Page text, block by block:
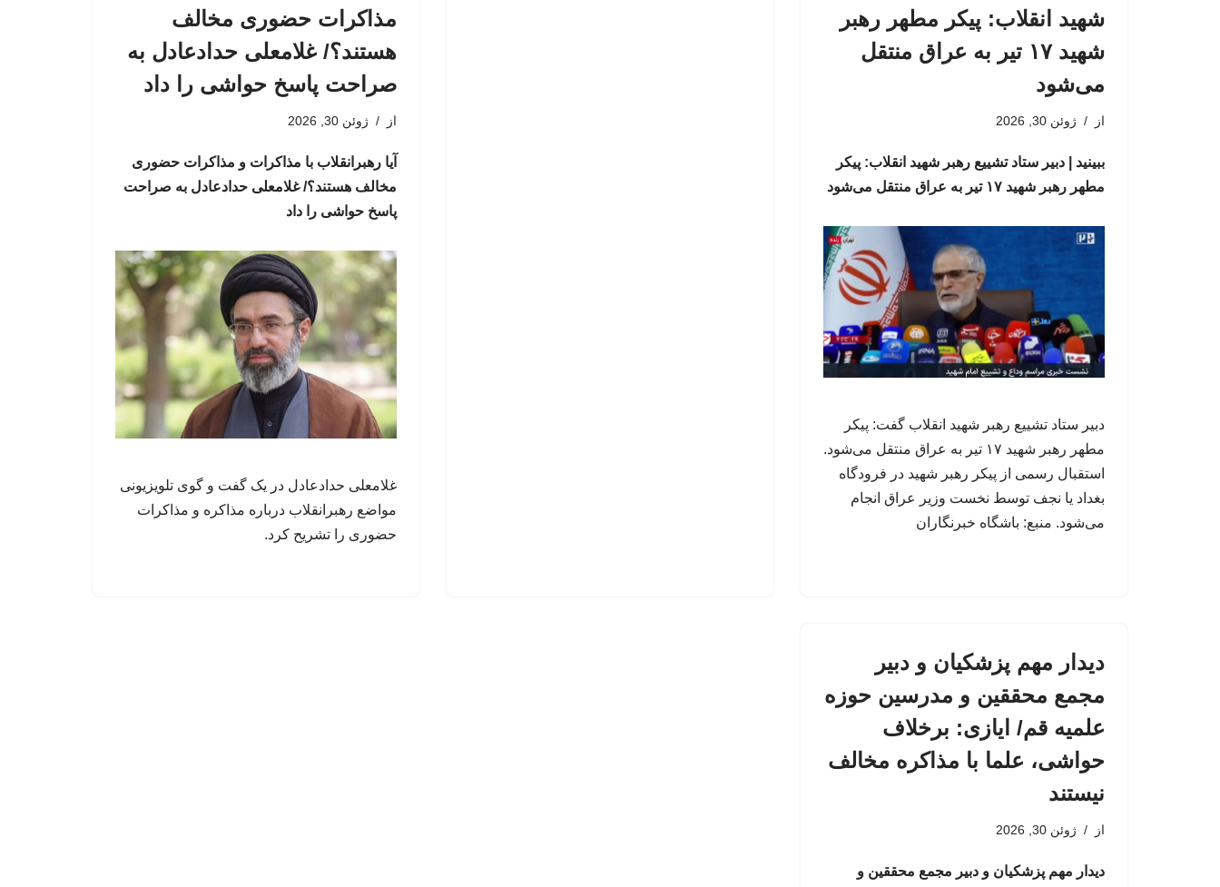
شهید انقلاب: پیکر مطهر رهبر
شهید ۱۷ تیر به عراق منتقل
می‌شود
از ژوئن 30, 2026
ببینید | دبیر ستاد تشییع رهبر شهید انقلاب: پیکر
مطهر رهبر شهید ۱۷ تیر به عراق منتقل می‌شود
دبیر ستاد تشییع رهبر شهید انقلاب گفت: پیکر
مطهر رهبر شهید ۱۷ تیر به عراق منتقل می‌شود.
استقبال رسمی از پیکر رهبر شهید در فرودگاه
بغداد یا نجف توسط نخست وزیر عراق انجام
می‌شود. منبع: باشگاه خبرنگاران
مذاکرات حضوری مخالف
هستند؟/ غلامعلی حدادعادل به
صراحت پاسخ حواشی را داد
از ژوئن 30, 2026
آیا رهبرانقلاب با مذاکرات و مذاکرات حضوری
مخالف هستند؟/ غلامعلی حدادعادل به صراحت
پاسخ حواشی را داد
غلامعلی حدادعادل در یک گفت و گوی تلویزیونی
مواضع رهبرانقلاب درباره مذاکره و مذاکرات
حضوری را تشریح کرد.
دیدار مهم پزشکیان و دبیر
مجمع محققین و مدرسین حوزه
علمیه قم/ ایازی: برخلاف
حواشی، علما با مذاکره مخالف
نیستند
از ژوئن 30, 2026
دیدار مهم پزشکیان و دبیر مجمع محققین و